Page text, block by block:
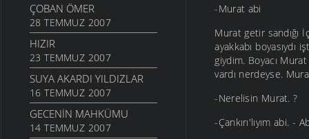
ÇOBAN ÖMER
28 TEMMUZ 2007
HIZIR
23 TEMMUZ 2007
SUYA AKARDI YILDIZLAR
16 TEMMUZ 2007
GECENIN MAHKÜMU
14 TEMMUZ 2007
-Murat abi
Murat getir sandığı
ayakkabı boyasıydı
giydim. Boyacı Murat
vardı nerdeyse.
-Nerelisin Murat. ?
-Çankırı'lıyım abi. -